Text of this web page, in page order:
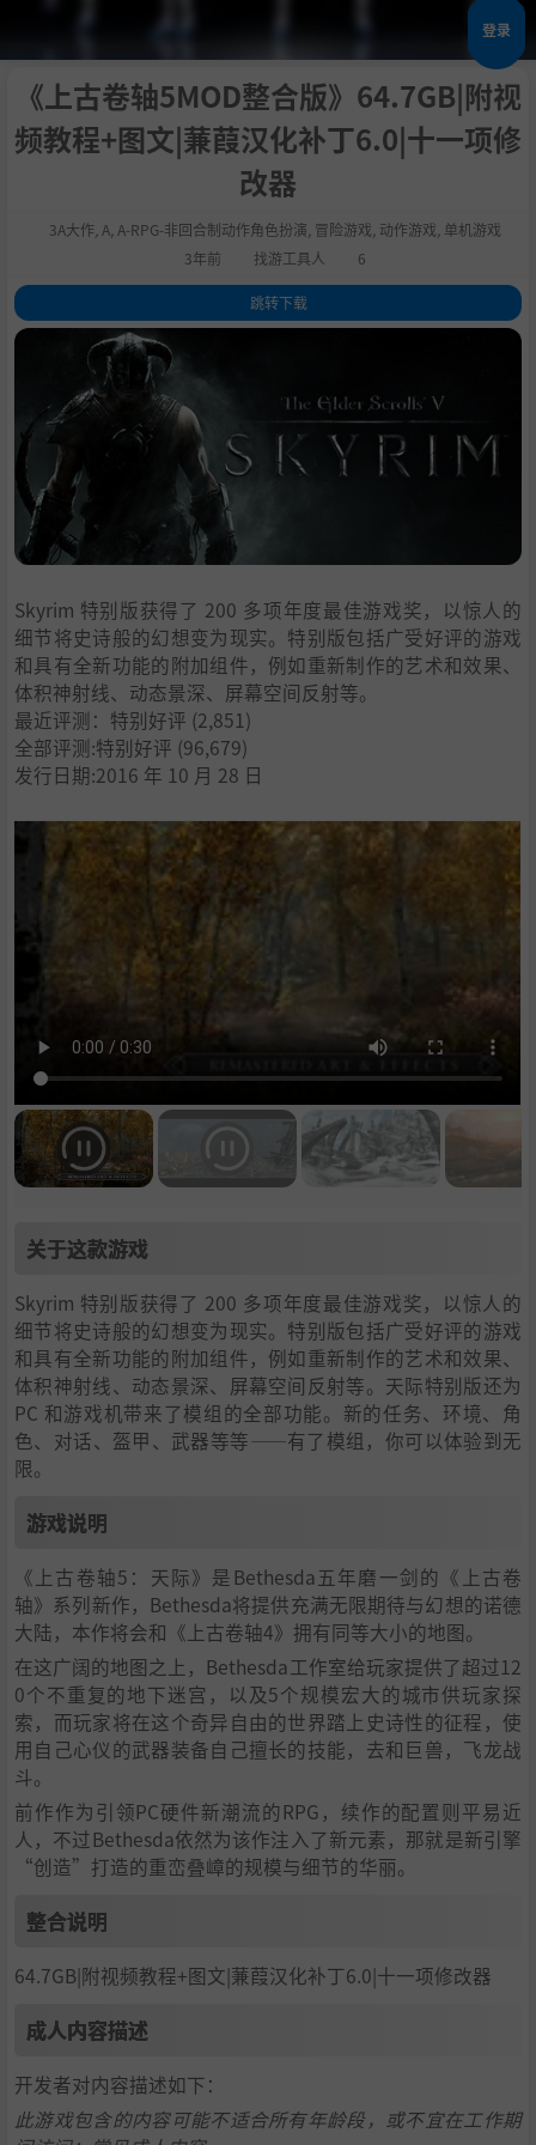
登录
《上古卷轴5MOD整合版》64.7GB|附视
频教程+图文|蒹葭汉化补丁6.0|十一项修
改器
3A大作 A A-RPG-非回合制动作角色扮演 冒险游戏 动作游戏 单机游戏
3年前
找游工具人 6
跳转下载
1.关于这款游戏
游戏说明
整合说明
成人内容描述
.支持作者
7. 学习版下载
Skyrim 特别版获得了 200 多项年度最佳游戏奖，以惊人的
细节将史诗般的幻想变为现实。特别版包括广受好评的游戏
和具有全新功能的附加组件，例如重新制作的艺术和效果、
体积神射线、动态景深、屏幕空间反射等。
最近评测： 特别好评 (2,851)
全部评测:特别好评 (96,679)
发行日期:2016 年 10 月 28 日
关于这款游戏
Skyrim 特别版获得了 200 多项年度最佳游戏奖，以惊人的
细节将史诗般的幻想变为现实。特别版包括广受好评的游戏
和具有全新功能的附加组件，例如重新制作的艺术和效果、
体积神射线、动态景深、屏幕空间反射等。天际特别版还为
PC 和游戏机带来了模组的全部功能。新的任务、环境、角
色、对话、盔甲、武器等等——有了模组，你可以体验到无
限。
游戏说明
《上古卷轴5：天际》是Bethesda五年磨一剑的《上古卷
轴》系列新作，Bethesda将提供充满无限期待与幻想的诺德
大陆，本作将会和《上古卷轴4》拥有同等大小的地图。
在这广阔的地图之上，Bethesda工作室给玩家提供了超过12
0个不重复的地下迷宫，以及5个规模宏大的城市供玩家探
索，而玩家将在这个奇异自由的世界踏上史诗性的征程，使
用自己心仪的武器装备自己擅长的技能，去和巨兽，飞龙战
斗。
前作作为引领PC硬件新潮流的RPG，续作的配置则平易近
人，不过Bethesda依然为该作注入了新元素，那就是新引擎
“创造”打造的重峦叠嶂的规模与细节的华丽。
整合说明
64.7GB|附视频教程+图文|蒹葭汉化补丁6.0|十一项修改器
成人内容描述
开发者对内容描述如下：
此游戏包含的内容可能不适合所有年龄段，或不宜在工作期